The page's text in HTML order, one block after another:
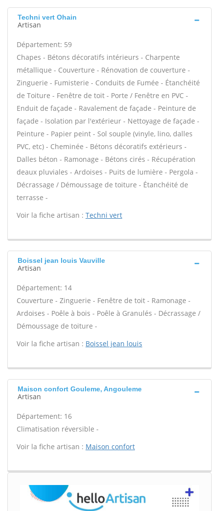
Techni vert Ohain
Artisan
Département: 59
Chapes - Bétons décoratifs intérieurs - Charpente
métallique - Couverture - Rénovation de couverture -
Zinguerie - Fumisterie - Conduits de Fumée - Étanchéité
de Toiture - Fenêtre de toit - Porte / Fenêtre en PVC -
Enduit de façade - Ravalement de façade - Peinture de
façade - Isolation par l'extérieur - Nettoyage de façade -
Peinture - Papier peint - Sol souple (vinyle, lino, dalles
PVC, etc) - Cheminée - Bétons décoratifs extérieurs -
Dalles béton - Ramonage - Bétons cirés - Récupération
deaux pluviales - Ardoises - Puits de lumière - Pergola -
Décrassage / Démoussage de toiture - Étanchéité de
terrasse -
Voir la fiche artisan : Techni vert
Boissel jean louis Vauville
Artisan
Département: 14
Couverture - Zinguerie - Fenêtre de toit - Ramonage -
Ardoises - Poêle à bois - Poêle à Granulés - Décrassage /
Démoussage de toiture -
Voir la fiche artisan : Boissel jean louis
Maison confort Gouleme, Angouleme
Artisan
Département: 16
Climatisation réversible -
Voir la fiche artisan : Maison confort